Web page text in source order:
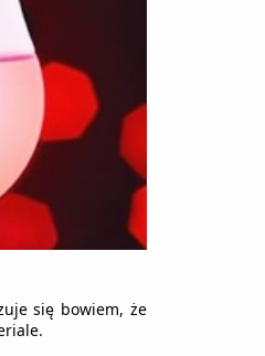
się bowiem, że